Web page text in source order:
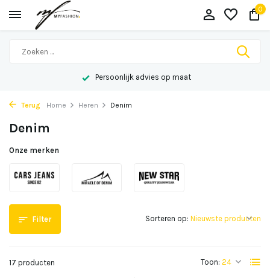
0
Persoonlijk advies op maat
Terug Home Heren Denim
Denim
Onze merken
Filter
17 producten Toon:
Sorteren op: